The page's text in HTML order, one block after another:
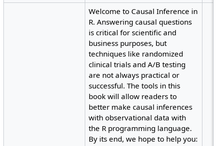
Welcome to Causal Inference in
R. Answering causal questions
is critical for scientific and
business purposes, but
techniques like randomized
clinical trials and A/B testing
are not always practical or
successful. The tools in this
book will allow readers to
better make causal inferences
with observational data with
the R programming language.
By its end, we hope to help you: